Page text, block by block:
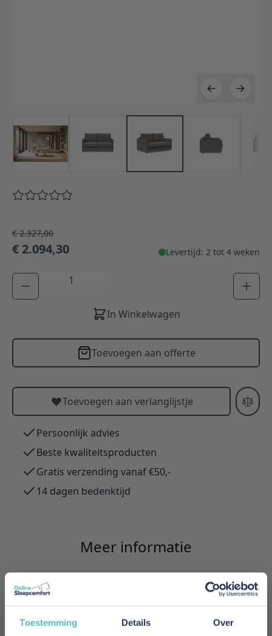
Toestemming Details Over
€ 2.327,00
€ 2.094,30 Levertijd: 2 tot 4 weken
Aantal
In Winkelwagen
Toevoegen aan offerte
Toevoegen aan verlanglijstje
Persoonlijk advies
Beste kwaliteitsproducten
Gratis verzending vanaf €50,-
14 dagen bedenktijd
Meer informatie
Merk